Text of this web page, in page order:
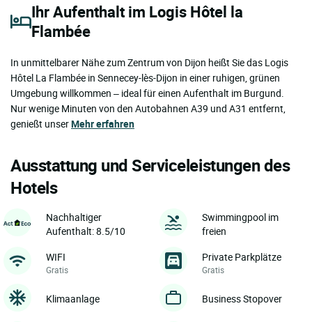
Ihr Aufenthalt im Logis Hôtel la
Flambée
In unmittelbarer Nähe zum Zentrum von Dijon heißt Sie das Logis
Hôtel La Flambée in Sennecey-lès-Dijon in einer ruhigen, grünen
Umgebung willkommen – ideal für einen Aufenthalt im Burgund.
Nur wenige Minuten von den Autobahnen A39 und A31 entfernt,
genießt unserMehr erfahren
Ausstattung und Serviceleistungen des
Hotels
Nachhaltiger
Aufenthalt: 8.5/10
Swimmingpool im
freien
WIFI
Gratis
Private Parkplätze
Gratis
Klimaanlage Business Stopover